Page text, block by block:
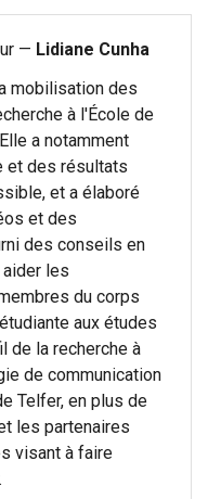
— Lidiane Cunha
mobilisation des
à l'École de
a notamment
et des résultats
et a élaboré
et des
des conseils en
les
du corps
aux études
de la recherche à
de communication
Telfer, en plus de
les partenaires
visant à faire